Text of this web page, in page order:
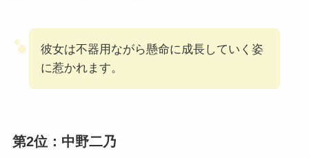
彼女は不器用ながら懸命に成長していく姿
に惹かれます。
第2位：中野二乃